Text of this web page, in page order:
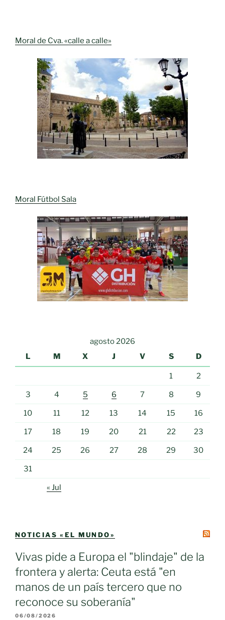
Moral de Cva. «calle a calle»
Moral Fútbol Sala
agosto 2026
L
M X J V S D
1 2
3 4 5 6 7 8 9
10 11 12 13 14 15 16
17 18 19 20 21 22 23
24 25 26 27 28 29 30
31
« Jul
NOTICIAS «EL MUNDO»
Vivas pide a Europa el "blindaje" de la
frontera y alerta: Ceuta está "en
manos de un país tercero que no
reconoce su soberanía"
06/08/2026